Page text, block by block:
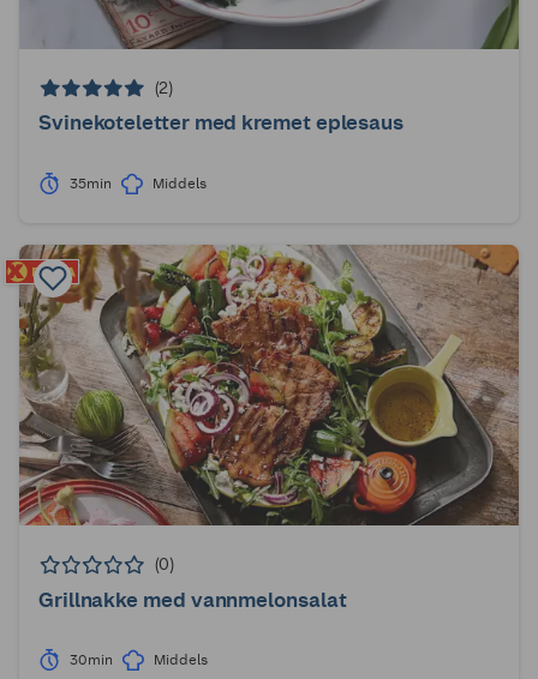
(2)
Svinekoteletter med kremet eplesaus
35min Middels
(0)
Grillnakke med vannmelonsalat
30min Middels